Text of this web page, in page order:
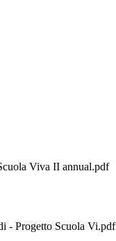
Viva II annual.pdf
- Progetto Scuola Vi.pdf